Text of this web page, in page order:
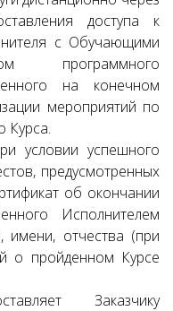
доступа к
с Обучающими
программного
на конечном
мероприятий по
Курса.
условии успешного
предусмотренных
об окончании
Исполнителем
имени, отчества (при
о пройденном Курсе
Заказчику